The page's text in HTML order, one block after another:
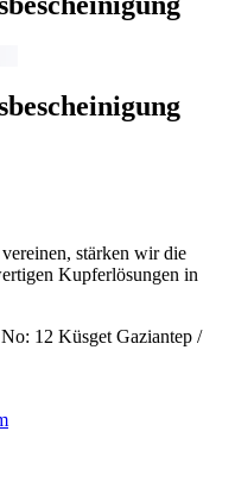
stärken wir die
Kupferlösungen in
12 Küsget Gaziantep /